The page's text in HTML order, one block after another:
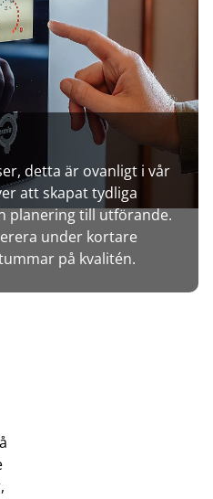
detta är ovanligt i vår
att skapat tydliga
planering till utförande.
under kortare
på kvalitén.